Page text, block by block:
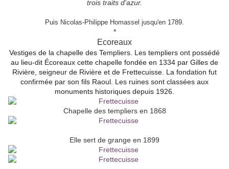
trois traits d'azur.
Puis Nicolas-Philippe Homassel jusqu'en 1789.
*
Ecoreaux
Vestiges de la chapelle des Templiers . Les templiers ont possédé
au lieu-dit Écoreaux cette chapelle fondée en 1334 par Gilles de
Rivière, seigneur de Rivière et de Frettecuisse. La fondation fut
confirmée par son fils Raoul. Les ruines sont classées aux
monuments historiques depuis 1926.
Chapelle des templiers en 1868
Elle sert de grange en 1899